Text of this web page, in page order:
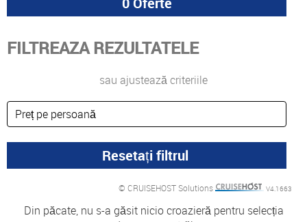
FILTREAZA REZULTATELE
sau ajustează criteriile
© CRUISEHOST Solutions V4.1663
Din păcate, nu s-a găsit nicio croazieră pentru selecția